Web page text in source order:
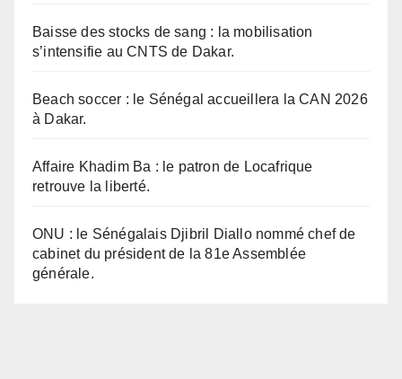
Baisse des stocks de sang : la mobilisation
s’intensifie au CNTS de Dakar.
Beach soccer : le Sénégal accueillera la CAN 2026
à Dakar.
Affaire Khadim Ba : le patron de Locafrique
retrouve la liberté.
ONU : le Sénégalais Djibril Diallo nommé chef de
cabinet du président de la 81e Assemblée
générale.